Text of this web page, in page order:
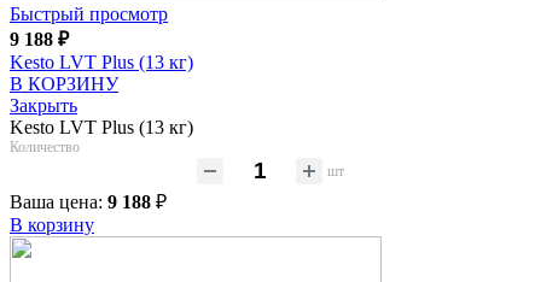
Быстрый просмотр
9 188 ₽
Kesto LVT Plus (13 кг)
В КОРЗИНУ
Закрыть
Kesto LVT Plus (13 кг)
Количество
шт
Ваша цена: 9 188 ₽
В корзину